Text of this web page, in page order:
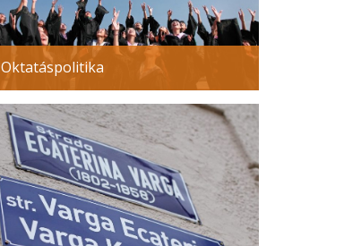
Oktatáspolitika